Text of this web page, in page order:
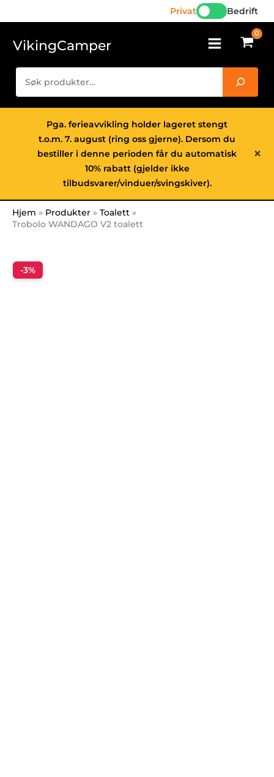
rett
innholdet
Privat Bedrift
VikingCamper
×
Pga. ferieavvikling holder lageret stengt
t.o.m. 7. august (ring oss gjerne). Dersom du
bestiller i denne perioden får du automatisk
10% rabatt (gjelder ikke
tilbudsvarer/vinduer/svingskiver).
Hjem Produkter
Toalett
Trobolo WANDAGO V2 toalett
-3%